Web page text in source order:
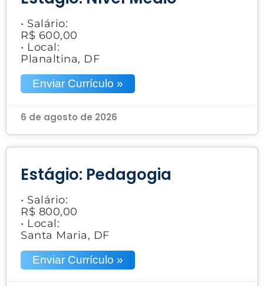
• Salário:
R$ 600,00
• Local:
Planaltina, DF
Enviar Currículo »
6 de agosto de 2026
Estágio: Pedagogia
• Salário:
R$ 800,00
• Local:
Santa Maria, DF
Enviar Currículo »